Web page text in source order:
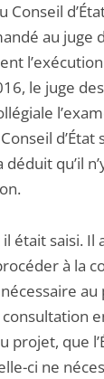
au juge
le juge
d’État
qu’il
était saisi. Il
à la
projet, que
ci ne